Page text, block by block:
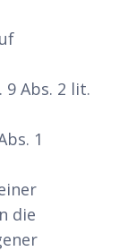
9 Abs. 2 lit.
1
die